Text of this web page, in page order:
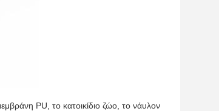
PU, το κατοικίδιο ζώο, το νάυλον